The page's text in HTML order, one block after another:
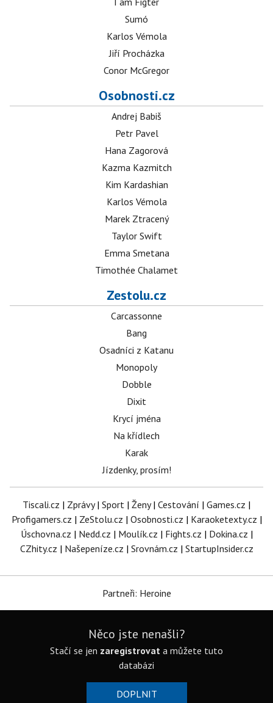
Sumó
Karlos Vémola
Jiří Procházka
Conor McGregor
Osobnosti.cz
Andrej Babiš
Petr Pavel
Hana Zagorová
Kazma Kazmitch
Kim Kardashian
Karlos Vémola
Marek Ztracený
Taylor Swift
Emma Smetana
Timothée Chalamet
Zestolu.cz
Carcassonne
Bang
Osadníci z Katanu
Monopoly
Dobble
Dixit
Krycí jména
Na křídlech
Karak
Jízdenky, prosím!
Tiscali.cz | Zprávy| Sport | Ženy| Cestování | Games.cz |
Profigamers.cz | ZeStolu.cz | Osobnosti.cz | Karaoketexty.cz |
Úschovna.cz | Nedd.cz | Moulík.cz | Fights.cz | Dokina.cz |
CZhity.cz | Našepeníze.cz | Srovnám.cz | StartupInsider.cz
Partneři: Heroine
Něco jste nenašli?
Stačí se jen zaregistrovat a můžete tuto
databázi
DOPLNIT